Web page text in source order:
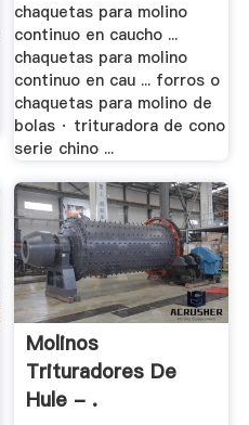
chaquetas para molino
continuo en caucho ...
chaquetas para molino
continuo en cau ... forros o
chaquetas para molino de
bolas · trituradora de cono
serie chino ...
Molinos
Trituradores De
Hule - .